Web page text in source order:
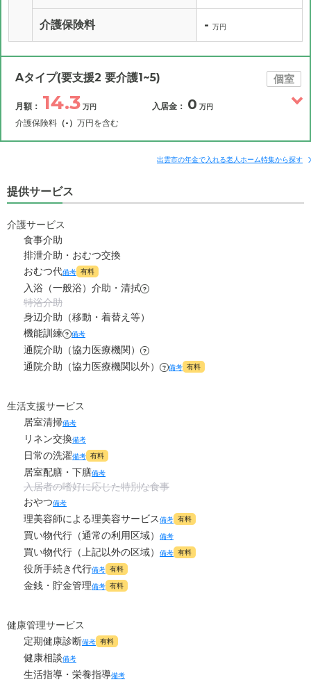
介護保険料 - 万円
Aタイプ(要支援2 要介護1~5) 個室
月額： 14.3 万円
介護保険料 （-） 万円を含む
入居金： 0 万円
補足情報
月額費用 ? 14.3 万円
家賃
管理費 ?
食費
水道・光熱費
上乗せ介護費 ? 0
介護保険料
出雲市の年金で入れる老人ホーム特集から探す
提供サービス
介護サービス
食事介助
排泄介助・おむつ交換
おむつ代備考 有料
入浴（一般浴）介助・清拭 ?
特浴介助
身辺介助（移動・着替え等）
機能訓練 ? 備考
通院介助（協力医療機関） ?
通院介助（協力医療機関以外） ? 備考 有料
生活支援サービス
居室清掃備考
リネン交換備考
日常の洗濯備考 有料
居室配膳・下膳備考
入居者の嗜好に応じた特別な食事
おやつ備考
理美容師による理美容サービス備考 有料
買い物代行（通常の利用区域） 備考
買い物代行（上記以外の区域） 備考 有料
役所手続き代行備考 有料
金銭・貯金管理備考 有料
健康管理サービス
定期健康診断備考 有料
健康相談備考
生活指導・栄養指導備考